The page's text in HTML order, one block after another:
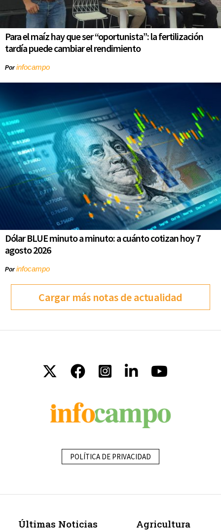
Para el maíz hay que ser “oportunista”: la fertilización
tardía puede cambiar el rendimiento
Porinfocampo
Dólar BLUE minuto a minuto: a cuánto cotizan hoy 7
agosto 2026
Porinfocampo
Cargar más notas de actualidad
POLÍTICA DE PRIVACIDAD
Últimas Noticias
Agricultura